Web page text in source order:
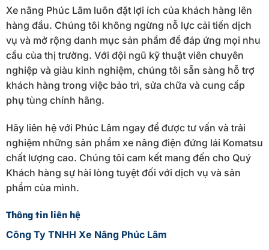
Xe nâng Phúc Lâm luôn đặt lợi ích của khách hàng lên
hàng đầu. Chúng tôi không ngừng nỗ lực cải tiến dịch
vụ và mở rộng danh mục sản phẩm để đáp ứng mọi nhu
cầu của thị trường. Với đội ngũ kỹ thuật viên chuyên
nghiệp và giàu kinh nghiệm, chúng tôi sẵn sàng hỗ trợ
khách hàng trong việc bảo trì, sửa chữa và cung cấp
phụ tùng chính hãng.
Hãy liên hệ với Phúc Lâm ngay để được tư vấn và trải
nghiệm những sản phẩm xe nâng điện đứng lái Komatsu
chất lượng cao. Chúng tôi cam kết mang đến cho Quý
Khách hàng sự hài lòng tuyệt đối với dịch vụ và sản
phẩm của mình.
Thông tin liên hệ
Công Ty TNHH Xe Nâng Phúc Lâm